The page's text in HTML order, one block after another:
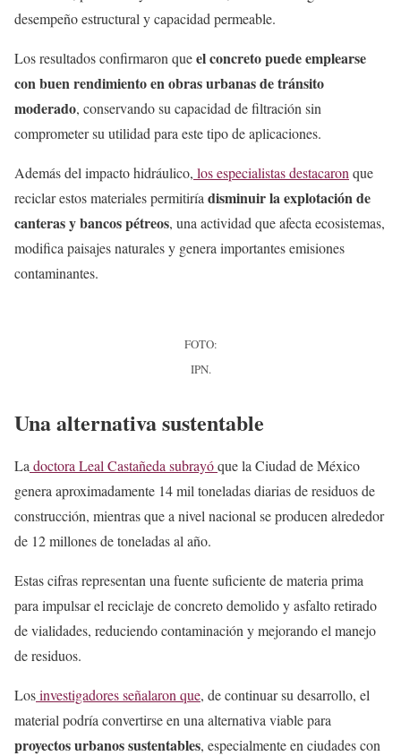
desempeño estructural y capacidad permeable.
Los resultados confirmaron queel concreto puede emplearse
con buen rendimiento en obras urbanas de tránsito
moderado, conservando su capacidad de filtración sin
comprometer su utilidad para este tipo de aplicaciones.
Además del impacto hidráulico, los especialistas destacaron que
reciclar estos materiales permitiría disminuir la explotación de
canteras y bancos pétreos, una actividad que afecta ecosistemas,
modifica paisajes naturales y genera importantes emisiones
contaminantes.
FOTO:
IPN.
Una alternativa sustentable
Ladoctora Leal Castañeda subrayóque la Ciudad de México
genera aproximadamente 14 mil toneladas diarias de residuos de
construcción, mientras que a nivel nacional se producen alrededor
de 12 millones de toneladas al año.
Estas cifras representan una fuente suficiente de materia prima
para impulsar el reciclaje de concreto demolido y asfalto retirado
de vialidades, reduciendo contaminación y mejorando el manejo
de residuos.
Losinvestigadores señalaron que, de continuar su desarrollo, el
material podría convertirse en una alternativa viable para
proyectos urbanos sustentables, especialmente en ciudades con